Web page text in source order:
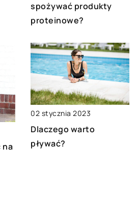
spożywać produkty
proteinowe?
na
02 stycznia 2023
Dlaczego warto
pływać?